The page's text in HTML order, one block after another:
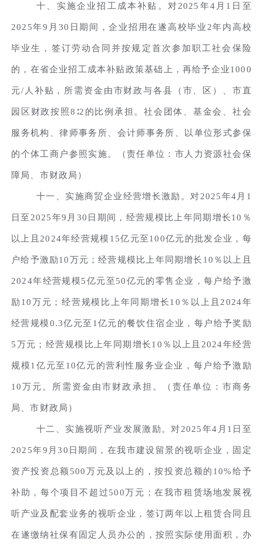
十、实施企业招工成本补贴。对2025年4月1日至
2025年9月30日期间，企业招用在遂高校毕业2年内高校
毕业生，签订劳动合同并按规定首次参加职工社会保险
的，在省企业招工成本补贴政策基础上，再给予企业1000
元/人补贴，所需资金由市财政与各县（市、区）、市直
园区财政按照8∶2的比例承担。社会团体、基金会、社会
服务机构、律师事务所、会计师事务所、以单位形式参保
的个体工商户参照实施。（责任单位：市人力资源社会保
障局、市财政局）
十一、实施商贸企业经营增长激励。对2025年4月1
日至2025年9月30日期间，经营规模比上年同期增长10％
以上且2024年经营规模15亿元至100亿元的批发企业，每
户给予激励10万元；经营规模比上年同期增长10％以上且
2024年经营规模5亿元至50亿元的零售企业，每户给予激
励10万元；经营规模比上年同期增长10％以上且2024年
经营规模0.3亿元至1亿元的餐饮住宿企业，每户给予奖励
5万元；经营规模比上年同期增长10％以上且2024年经营
规模1亿元至10亿元的营利性服务业企业，每户给予激励
10万元。所需资金由市财政承担。（责任单位：市商务
局、市财政局）
十二、实施视听产业发展激励。对2025年4月1日至
2025年9月30日期间，在我市建设留景的视听企业，固定
资产投资总额500万元及以上的，按投资总额的10%给予
补助，每个项目不超过500万元；在我市租赁场地发展视
听产业及配套业务的视听企业，签订两年以上租赁合同且
在遂缴纳社保有固定人员办公的，按照实际使用面积，办